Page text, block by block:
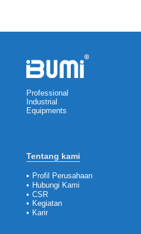
Professional
Industrial
Equipments
Tentang kami
• Profil Perusahaan
• Hubungi Kami
• CSR
• Kegiatan
• Karir